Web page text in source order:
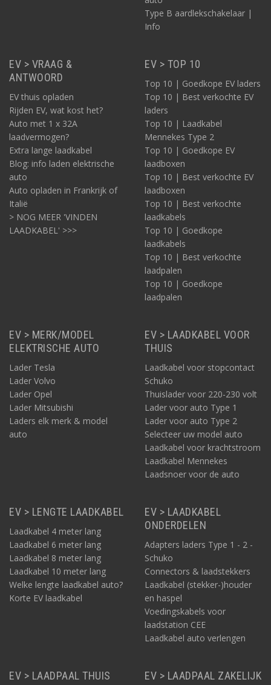
32A. Hiervoor is een laadkabel type 2, 1 fase, 32A
nieuwe Hyundai Kona Electric
geschikt.
DeHyundai IONIQ 5
heeft een type 2 aansluiting
aan autozijde en kan laden via 3 fase met 16A.
Hiervoor is een laadkabel type 2, 3 fase, 16A geschikt.
DeHyundai IONIQ 6
heeft een type 2 aansluiting
aan autozijde en kan laden via 3 fase met 16A.
Hiervoor is een laadkabel type 2, 3 fase, 16A geschikt.
Kies hieronder het model van Hyundai dat van
toepassing is en u vindt de meeste geschikte
laadkabel!
Type B aardlekschakelaar |
Info
EV > VRAAG &
ANTWOORD
EV thuis opladen
Rijden EV, wat kost het?
Auto met 1 x 32A
laadvermogen?
Extra lange laadkabel
Blog: info laden elektrische
auto
Auto opladen in Frankrijk of
Italië
> NOG MEER 'VINDEN
LAADKABEL' >>>
EV > TOP 10
Top 10 | Goedkope EV laders
Top 10 | Best verkochte EV
laders
Top 10 | Laadkabel
Mennekes Type 2
Top 10 | Goedkope EV
laadboxen
Top 10 | Best verkochte EV
laadboxen
Top 10 | Best verkochte
laadkabels
Top 10 | Goedkope
laadkabels
Top 10 | Best verkochte
laadpalen
Top 10 | Goedkope
laadpalen
EV > MERK/MODEL
ELEKTRISCHE AUTO
Lader Tesla
Lader Volvo
Lader Opel
Lader Mitsubishi
Laders elk merk & model
auto
EV > LAADKABEL VOOR
THUIS
Laadkabel voor stopcontact
Schuko
Thuislader voor 220-230 volt
Lader voor auto Type 1
Lader voor auto Type 2
Selecteer uw model auto
Laadkabel voor krachtstroom
Laadkabel Mennekes
Laadsnoer voor de auto
EV > LENGTE LAADKABEL
Laadkabel 4 meter lang
Laadkabel 6 meter lang
Laadkabel 8 meter lang
Laadkabel 10 meter lang
Welke lengte laadkabel auto?
Korte EV laadkabel
EV > LAADKABEL
ONDERDELEN
Adapters laders Type 1 - 2 -
Schuko
Connectors & laadstekkers
Laadkabel (stekker-)houder
en haspel
Voedingskabels voor
laadstation CEE
Laadkabel auto verlengen
EV > LAADPAAL THUIS EV > LAADPAAL ZAKELIJK